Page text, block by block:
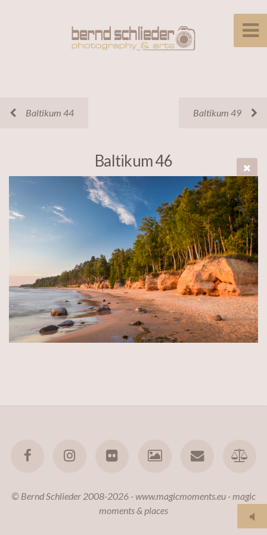
Baltikum 44 Baltikum 49
Baltikum 46
© Bernd Schlieder 2008-2026 - www.magicmoments.eu - magic
moments & places